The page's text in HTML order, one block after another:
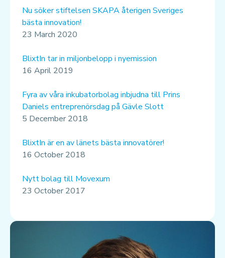
Nu söker stiftelsen SKAPA återigen Sveriges
bästa innovation!
23 March 2020
BlixtIn tar in miljonbelopp i nyemission
16 April 2019
Fyra av våra inkubatorbolag inbjudna till Prins
Daniels entreprenörsdag på Gävle Slott
5 December 2018
BlixtIn är en av länets bästa innovatörer!
16 October 2018
Nytt bolag till Movexum
23 October 2017